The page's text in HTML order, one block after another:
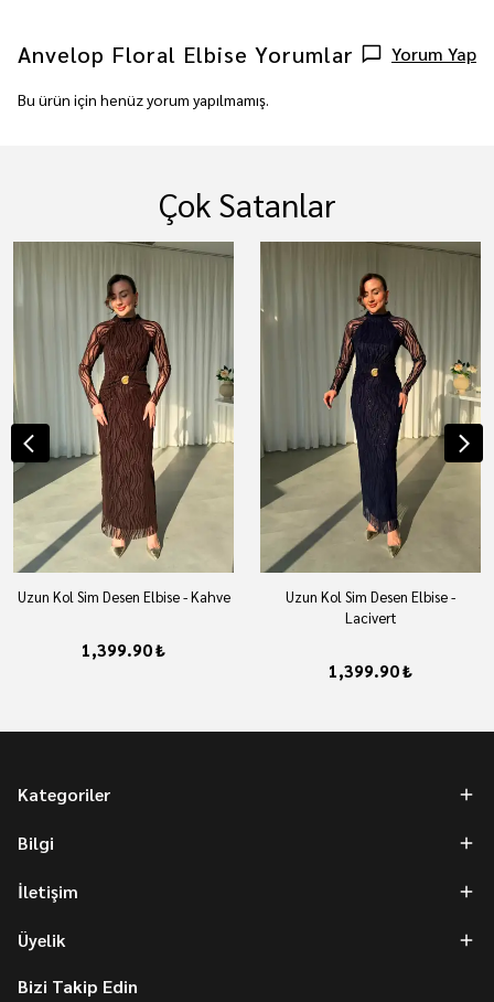
Anvelop Floral Elbise Yorumlar Yorum Yap
Bu ürün için henüz yorum yapılmamış.
Çok Satanlar
Uzun Kol Sim Desen Elbise - Kahve
1,399.90 ₺
Uzun Kol Sim Desen Elbise -
Lacivert
1,399.90 ₺
Kategoriler
Bilgi
İletişim
Üyelik
Bizi Takip Edin